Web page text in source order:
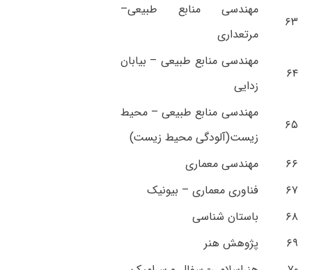
۶۳
مهندسی منابع طبیعی–
مرتعداری
۶۴
مهندسی منابع طبیعی – بیابان
زدایی
۶۵
مهندسی منابع طبیعی – محیط
زیست(آلودگی محیط زیست)
۶۶
مهندسی معماری
۶۷
فناوری معماری – بیونیک
۶۸
باستان شناسی
۶۹
پژوهش هنر